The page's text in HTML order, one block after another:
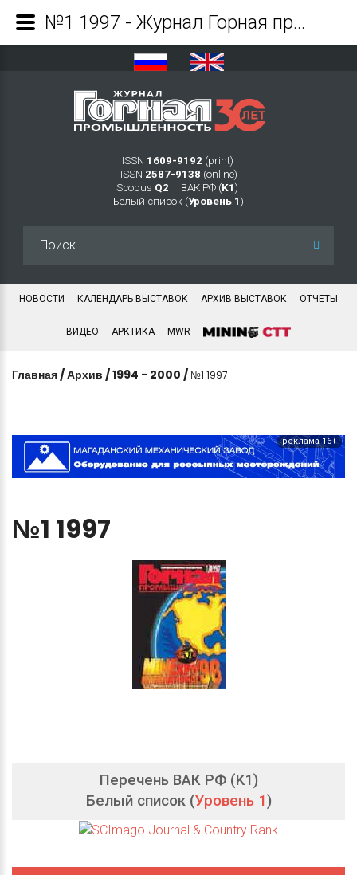
ISSN 1609-9192 (print)
ISSN 2587-9138 (online)
Scopus Q2 Ι ВАК РФ (K1 )
Белый список (Уровень 1 )
НОВОСТИ КАЛЕНДАРЬ ВЫСТАВОК АРХИВ ВЫСТАВОК ОТЧЕТЫ
ВИДЕО АРКТИКА MWR
Главная /Архив /1994 - 2000 / №1 1997
реклама 16+
№1 1997
Перечень ВАК РФ (K1)
Белый список (Уровень 1)
№1 1997 - Журнал Горная промышленность